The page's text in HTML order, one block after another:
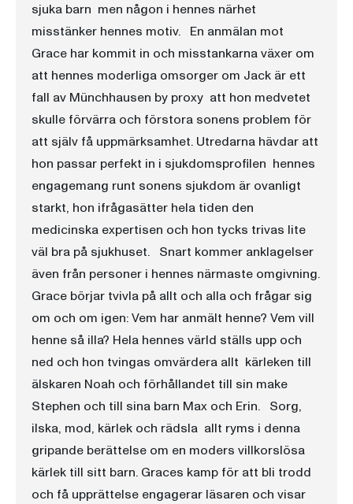
sjuka barn  men någon i hennes närhet
misstänker hennes motiv. En anmälan mot
Grace har kommit in och misstankarna växer om
att hennes moderliga omsorger om Jack är ett
fall av Münchhausen by proxy  att hon medvetet
skulle förvärra och förstora sonens problem för
att själv få uppmärksamhet. Utredarna hävdar att
hon passar perfekt in i sjukdomsprofilen  hennes
engagemang runt sonens sjukdom är ovanligt
starkt, hon ifrågasätter hela tiden den
medicinska expertisen och hon tycks trivas lite
väl bra på sjukhuset. Snart kommer anklagelser
även från personer i hennes närmaste omgivning.
Grace börjar tvivla på allt och alla och frågar sig
om och om igen: Vem har anmält henne? Vem vill
henne så illa? Hela hennes värld ställs upp och
ned och hon tvingas omvärdera allt  kärleken till
älskaren Noah och förhållandet till sin make
Stephen och till sina barn Max och Erin. Sorg,
ilska, mod, kärlek och rädsla  allt ryms i denna
gripande berättelse om en moders villkorslösa
kärlek till sitt barn. Graces kamp för att bli trodd
och få upprättelse engagerar läsaren och visar